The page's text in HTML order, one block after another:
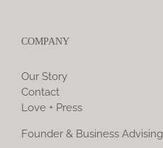
COMPANY
Our Story
Contact
Love + Press
Founder & Business Advising